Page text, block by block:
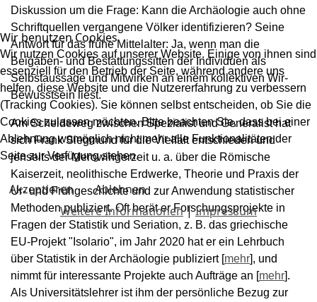
Diskussion um die Frage: Kann die Archäologie auch ohne
Schriftquellen vergangene Völker identifizieren? Seine
Antwort für das frühe Mittelalter: Ja, wenn man die
Beigaben- und Bestattungssitten der Individuen als
Selbstaussage und Mitwirken an einem kollektiven Wir-
Bewusstsein liest.
Am Scheideweg zwischen Spezialist und Generalist hat
sich Frank Siegmund für die Vielfalt entschieden und
jenseits der Merowingerzeit u. a. über die Römische
Kaiserzeit, neolithische Erdwerke, Theorie und Praxis der
Ur- und Frühgeschichte und zur Anwendung statistischer
Methoden publiziert. Oft berät er Forschungsprojekte in
Fragen der Statistik und Seriation, z. B. das griechische
EU-Projekt "Isolario", im Jahr 2020 hat er ein Lehrbuch
über Statistik in der Archäologie publiziert [mehr], und
nimmt für interessante Projekte auch Aufträge an [mehr].
Als Universitätslehrer ist ihm der persönliche Bezug zur
Wir benutzen Cookies
Wir nutzen Cookies auf unserer Website. Einige von ihnen sind
essenziell für den Betrieb der Seite, während andere uns
helfen, diese Website und die Nutzererfahrung zu verbessern
(Tracking Cookies). Sie können selbst entscheiden, ob Sie die
Cookies zulassen möchten. Bitte beachten Sie, dass bei einer
Ablehnung womöglich nicht mehr alle Funktionalitäten der
Seite zur Verfügung stehen.
Akzeptieren
Ablehnen
Weitere Informationen|Impressum